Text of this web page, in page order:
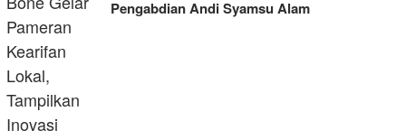
Pengabdian Andi Syamsu Alam